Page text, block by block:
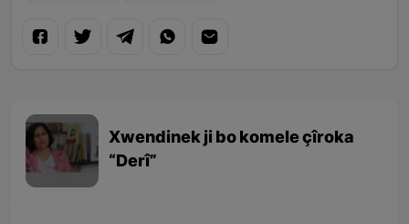
Xwendinek ji bo komele çîroka
“Derî”